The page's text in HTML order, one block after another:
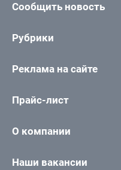
Сообщить новость
Рубрики
Реклама на сайте
Прайс-лист
О компании
Наши вакансии